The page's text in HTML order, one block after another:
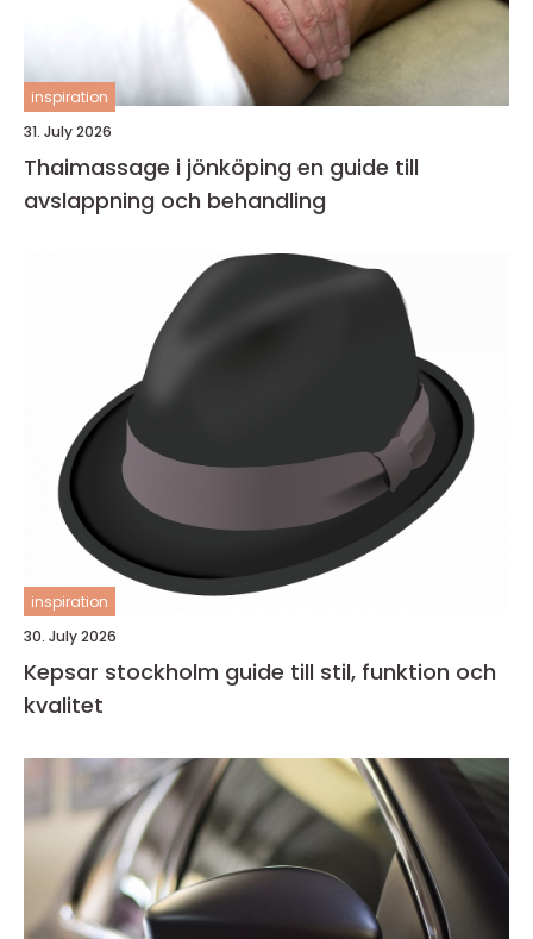
inspiration
31. July 2026
Thaimassage i jönköping en guide till
avslappning och behandling
inspiration
30. July 2026
Kepsar stockholm guide till stil, funktion och
kvalitet